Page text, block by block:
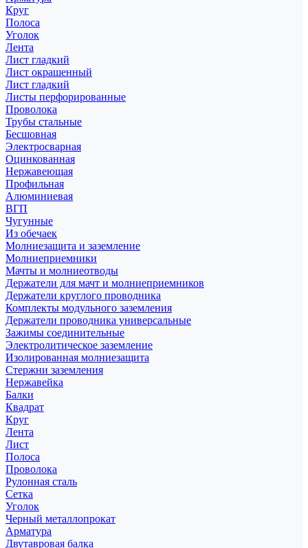
Круг
Полоса
Уголок
Лента
Лист гладкий
Лист окрашенный
Лист гладкий
Листы перфорированные
Проволока
Трубы стальные
Бесшовная
Электросварная
Оцинкованная
Нержавеющая
Профильная
Алюминиевая
ВГП
Чугунные
Из обечаек
Молниезащита и заземление
Молниеприемники
Мачты и молниеотводы
Держатели для мачт и молниеприемников
Держатели круглого проводника
Комплекты модульного заземления
Держатели проводника универсальные
Зажимы соединительные
Электролитическое заземление
Изолированная молниезащита
Стержни заземления
Нержавейка
Балки
Квадрат
Круг
Лента
Лист
Полоса
Проволока
Рулонная сталь
Сетка
Уголок
Черный металлопрокат
Арматура
Двутавровая балка